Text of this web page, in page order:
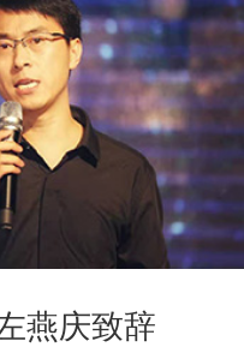
燕庆致辞